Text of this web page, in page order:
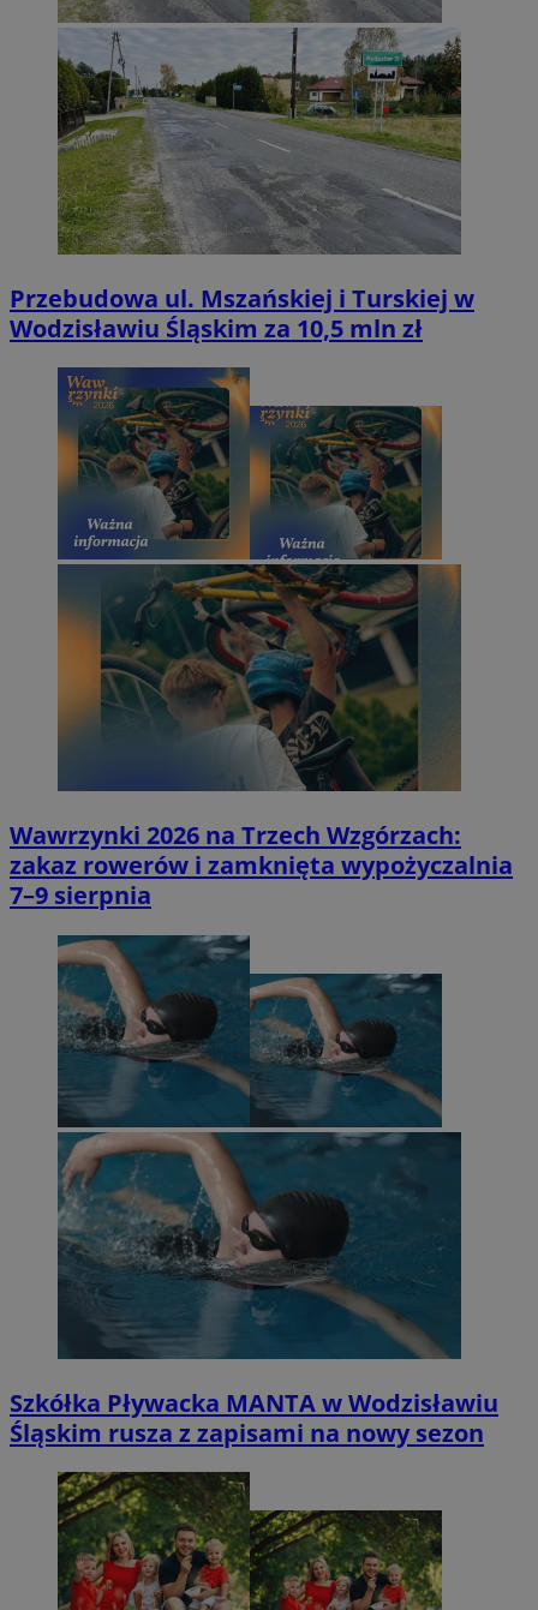
Przebudowa ul. Mszańskiej i Turskiej w
Wodzisławiu Śląskim za 10,5 mln zł
Wawrzynki 2026 na Trzech Wzgórzach:
zakaz rowerów i zamknięta wypożyczalnia
7–9 sierpnia
Szkółka Pływacka MANTA w Wodzisławiu
Śląskim rusza z zapisami na nowy sezon